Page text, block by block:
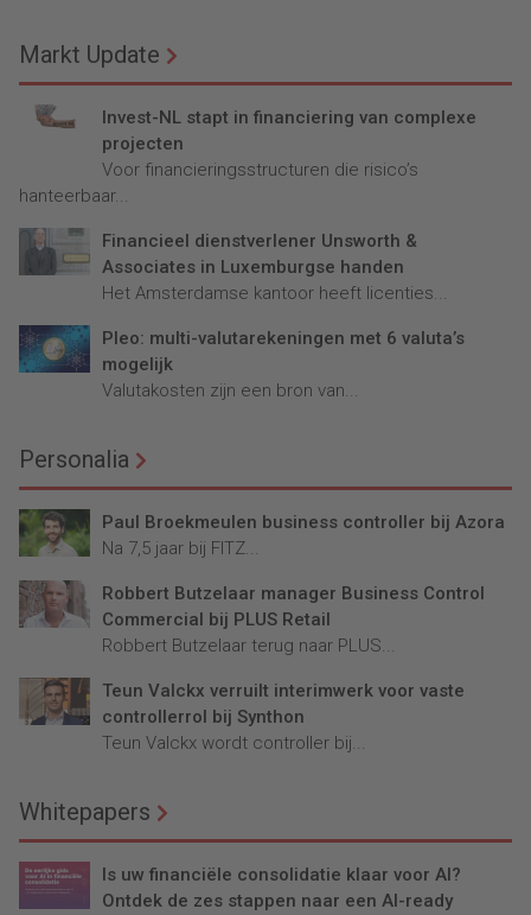
Markt Update
Invest-NL stapt in financiering van complexe
projecten
Voor financieringsstructuren die risico’s
hanteerbaar...
Financieel dienstverlener Unsworth &
Associates in Luxemburgse handen
Het Amsterdamse kantoor heeft licenties...
Pleo: multi-valutarekeningen met 6 valuta’s
mogelijk
Valutakosten zijn een bron van...
Personalia
Paul Broekmeulen business controller bij Azora
Na 7,5 jaar bij FITZ...
Robbert Butzelaar manager Business Control
Commercial bij PLUS Retail
Robbert Butzelaar terug naar PLUS...
Teun Valckx verruilt interimwerk voor vaste
controllerrol bij Synthon
Teun Valckx wordt controller bij...
Whitepapers
Is uw financiële consolidatie klaar voor AI?
Ontdek de zes stappen naar een AI-ready